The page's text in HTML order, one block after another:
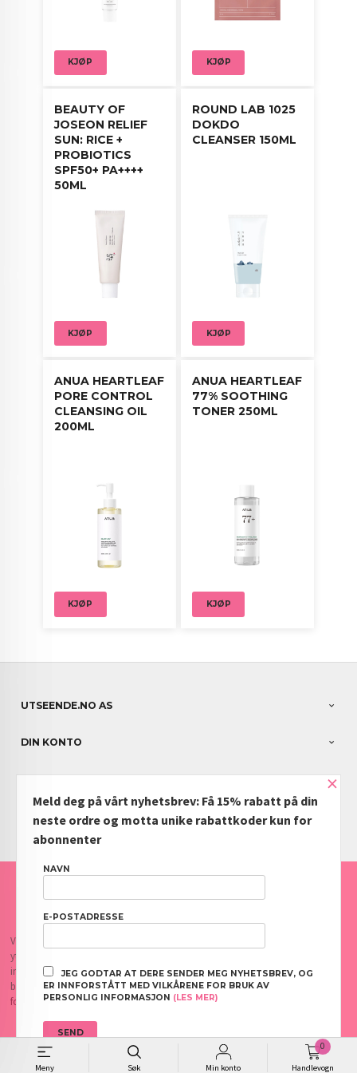
Meny Søk Min konto Handlevogn
0
KJØP KJØP
BEAUTY OF
JOSEON RELIEF
SUN: RICE +
PROBIOTICS
SPF50+ PA++++
50ML
KJØP
ROUND LAB 1025
DOKDO
CLEANSER 150ML
KJØP
ANUA HEARTLEAF
PORE CONTROL
CLEANSING OIL
200ML
KJØP
ANUA HEARTLEAF
77% SOOTHING
TONER 250ML
KJØP
UTSEENDE.NO AS
DIN KONTO
NYHETSBREV
PARTNERE
FRAKT KJØPSBETINGELSER SIKKERHET OG PERSONVERN
Vår nettbutikk bruker cookies slik at du får en bedre kjøpsopplevelse og vi kan
yte deg bedre service. Vi bruker cookies hovedsaklig til å lagre
innloggingsdetaljer og huske hva du har puttet i handlekurven din. Fortsett å
bruke siden som normalt om du godtar dette.Les merellerendre innstillinger
for cookies.
×
Meld deg på vårt nyhetsbrev: Få 15% rabatt på din
neste ordre og motta unike rabattkoder kun for
abonnenter
NAVN
E-POSTADRESSE
JEG GODTAR AT DERE SENDER MEG NYHETSBREV, OG
ER INNFORSTÅTT MED VILKÅRENE FOR BRUK AV
PERSONLIG INFORMASJON (LES MER)
// B2B form additional text